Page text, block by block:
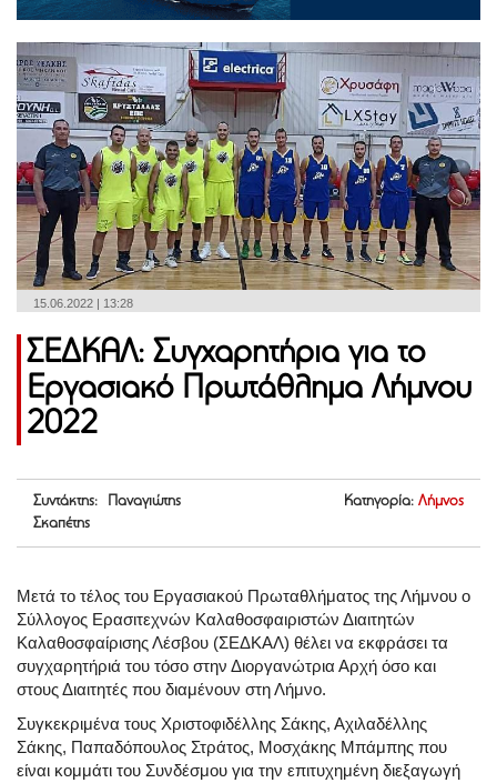
15.06.2022 | 13:28
ΣΕΔΚΑΛ: Συγχαρητήρια για το
Εργασιακό Πρωτάθλημα Λήμνου
2022
Συντάκτης: Παναγιώτης
Σκαπέτης
Κατηγορία: Λήμνος
Μετά το τέλος του Εργασιακού Πρωταθλήματος της Λήμνου ο
Σύλλογος Ερασιτεχνών Καλαθοσφαιριστών Διαιτητών
Καλαθοσφαίρισης Λέσβου (ΣΕΔΚΑΛ) θέλει να εκφράσει τα
συγχαρητήριά του τόσο στην Διοργανώτρια Αρχή όσο και
στους Διαιτητές που διαμένουν στη Λήμνο.
Συγκεκριμένα τους Χριστοφιδέλλης Σάκης, Αχιλαδέλλης
Σάκης, Παπαδόπουλος Στράτος, Μοσχάκης Μπάμπης που
είναι κομμάτι του Συνδέσμου για την επιτυχημένη διεξαγωγή